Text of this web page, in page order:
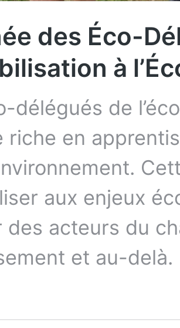
des Éco-
à
délégués de
riche en
aux enjeux
des acteurs du
et au-delà.